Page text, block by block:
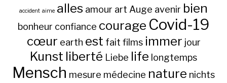
accident aime alles amour art Auge avenir bien
bonheur confiance courage Covid-19
cœur earth est fait films immer jour
Kunst liberté Liebe life longtemps
Mensch mesure médecine nature nichts